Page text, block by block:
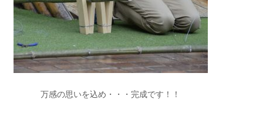
万感の思いを込め・・・完成です！！